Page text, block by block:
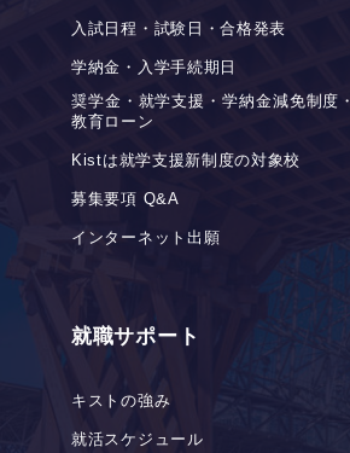
入試日程・試験日・合格発表
学納金・入学手続期日
奨学金・就学支援・学納金減免制度・
教育ローン
Kistは就学支援新制度の対象校
募集要項 Q&A
インターネット出願
就職サポート
キストの強み
就活スケジュール